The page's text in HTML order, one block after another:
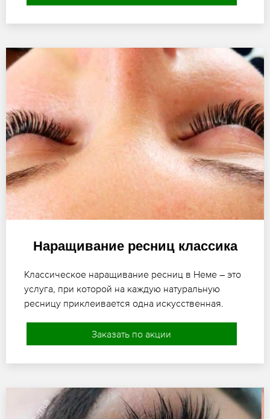
Наращивание ресниц классика
Классическое наращивание ресниц в Неме – это
услуга, при которой на каждую натуральную
ресницу приклеивается одна искусственная.
Заказать по акции